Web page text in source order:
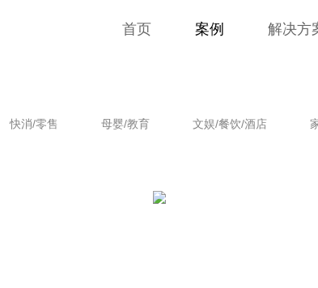
首页 案例 解决方
快消/零售 母婴/教育 文娱/餐饮/酒店